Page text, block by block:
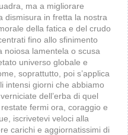
ma a migliorare
dismisura in fretta la nostra
della fatica e del crudo
fino allo sfinimento
noiosa lamentela o scusa
universo globale e
soprattutto, poi s’applica
intensi giorni che abbiamo
dell’erba di quel
fermi ora, coraggio e
iscrivetevi veloci alla
carichi e aggiornatissimi di